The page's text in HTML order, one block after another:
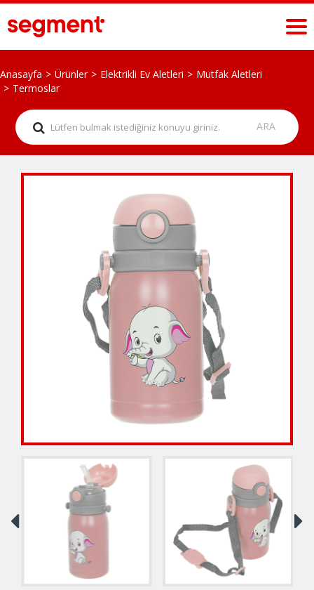
Anasayfa Ürünler Elektrikli Ev Aletleri
Mutfak Aletleri
Termoslar